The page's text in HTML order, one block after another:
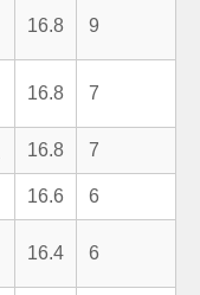
16.8 9
16.8 7
16.8 7
16.6 6
16.4 6